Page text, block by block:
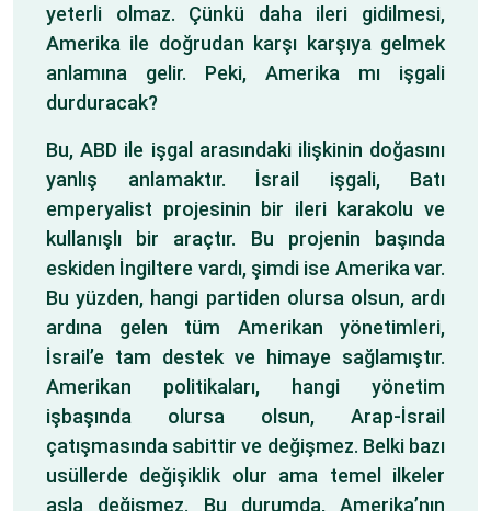
yeterli olmaz. Çünkü daha ileri gidilmesi,
Amerika ile doğrudan karşı karşıya gelmek
anlamına gelir. Peki, Amerika mı işgali
durduracak?
Bu, ABD ile işgal arasındaki ilişkinin doğasını
yanlış anlamaktır. İsrail işgali, Batı
emperyalist projesinin bir ileri karakolu ve
kullanışlı bir araçtır. Bu projenin başında
eskiden İngiltere vardı, şimdi ise Amerika var.
Bu yüzden, hangi partiden olursa olsun, ardı
ardına gelen tüm Amerikan yönetimleri,
İsrail’e tam destek ve himaye sağlamıştır.
Amerikan politikaları, hangi yönetim
işbaşında olursa olsun, Arap-İsrail
çatışmasında sabittir ve değişmez. Belki bazı
usüllerde değişiklik olur ama temel ilkeler
asla değişmez. Bu durumda, Amerika’nın